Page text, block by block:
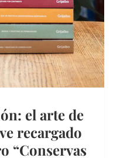
el arte de
recargado
“Conservas